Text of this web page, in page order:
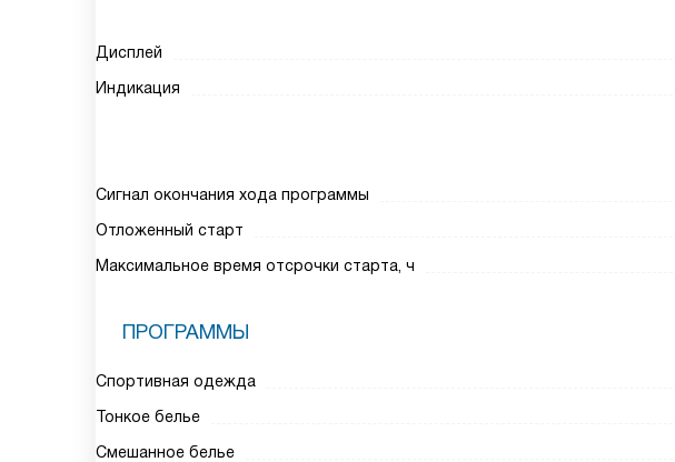
Дисплей
Индикация
Сигнал окончания хода программы
Отложенный старт
Максимальное время отсрочки старта, ч
ПРОГРАММЫ
Спортивная одежда
Тонкое белье
Смешанное белье